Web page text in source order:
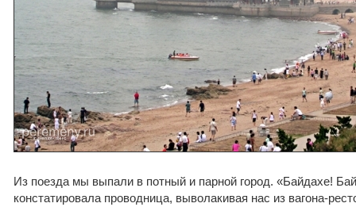
Из поезда мы выпали в потный и парной город. «Байдахе!
констатировала проводница, выволакивая нас из вагона-